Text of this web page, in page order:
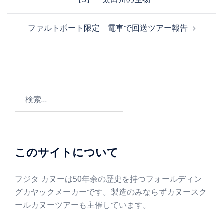
ファルトボート限定 電車で回送ツアー報告
このサイトについて
フジタ カヌーは50年余の歴史を持つフォールディン
グカヤックメーカーです。製造のみならずカヌースク
ールカヌーツアーも主催しています。